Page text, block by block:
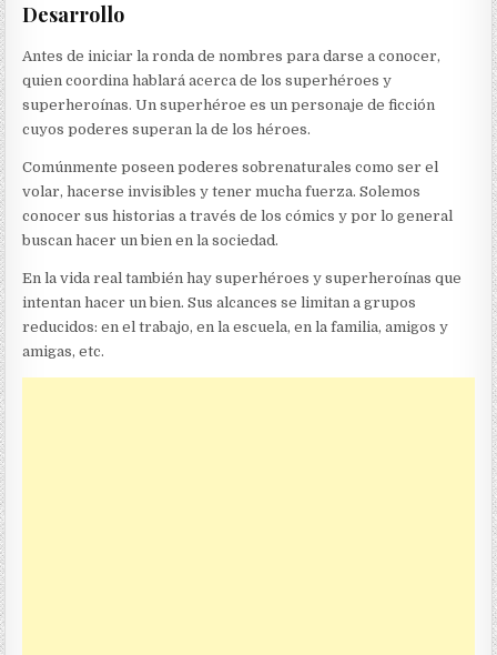
Desarrollo
Antes de iniciar la ronda de nombres para darse a conocer,
quien coordina hablará acerca de los superhéroes y
superheroínas. Un superhéroe es un personaje de ficción
cuyos poderes superan la de los héroes.
Comúnmente poseen poderes sobrenaturales como ser el
volar, hacerse invisibles y tener mucha fuerza. Solemos
conocer sus historias a través de los cómics y por lo general
buscan hacer un bien en la sociedad.
En la vida real también hay superhéroes y superheroínas que
intentan hacer un bien. Sus alcances se limitan a grupos
reducidos: en el trabajo, en la escuela, en la familia, amigos y
amigas, etc.